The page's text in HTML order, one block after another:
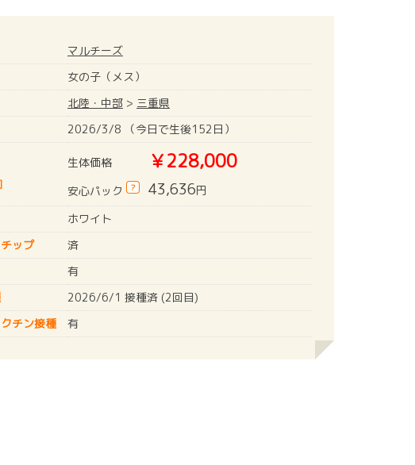
マルチーズ
女の子（メス）
北陸・中部 > 三重県
2026/3/8 （今日で生後152日）
生体価格 ￥228,000
安心パック ? 43,636円
ホワイト
ップ
済
有
2026/6/1 接種済 (2回目)
チン接種 有